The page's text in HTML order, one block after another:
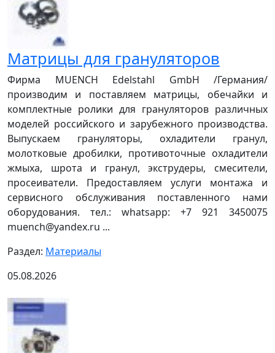
Матрицы для грануляторов
Фирма MUENCH Edelstahl GmbH /Германия/
производим и поставляем матрицы, обечайки и
комплектные ролики для грануляторов различных
моделей российского и зарубежного производства.
Выпускаем грануляторы, охладители гранул,
молотковые дробилки, противоточные охладители
жмыха, шрота и гранул, экструдеры, смесители,
просеиватели. Предоставляем услуги монтажа и
сервисного обслуживания поставленного нами
оборудования. тел.: whatsapp: +7 921 3450075
muench@yandex.ru ...
Раздел: Материалы
05.08.2026